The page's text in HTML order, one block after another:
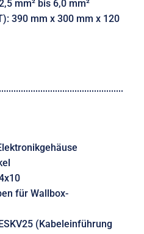
mm² bis 6,0 mm²
390 mm x 300 mm x 120
für Wallbox-
(Kabeleinführung